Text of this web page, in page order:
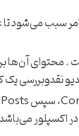
امر سبب
آن‌ها
یک
اکسپلور